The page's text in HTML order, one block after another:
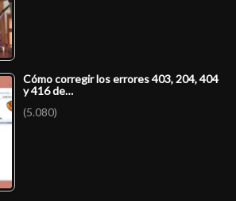
Cómo corregir los errores 403, 204, 404
y 416 de…
(5.080)